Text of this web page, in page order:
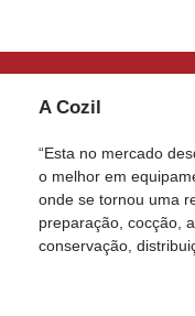
A Cozil
“Esta no mercado
o melhor em
onde se tornou uma
preparação, cocção,
conservação,